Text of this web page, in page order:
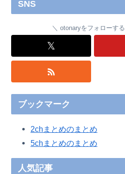
SNS
otonaryをフォローする
𝕏
ブックマーク
2chまとめのまとめ
5chまとめのまとめ
人気記事